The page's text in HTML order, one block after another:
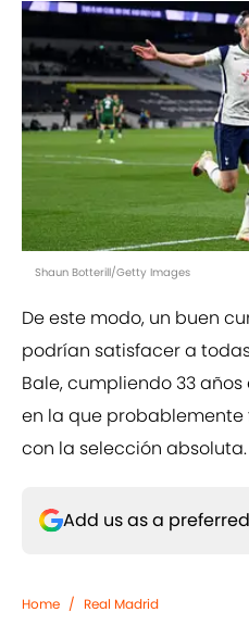
Shaun Botterill/Getty Images
De este modo, un buen
podrían satisfacer a
Bale, cumpliendo 33
en la que
con la selección absoluta.
Add us as a
Home / Real Madrid